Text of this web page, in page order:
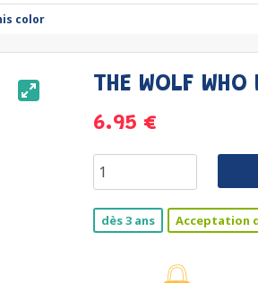
color
THE WOLF
6.95 €
dès 3 ans Acceptation